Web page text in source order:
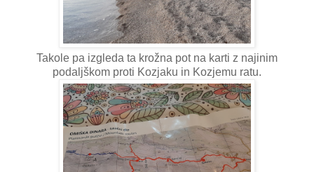
Takole pa izgleda ta krožna pot na karti z najinim
podaljškom proti Kozjaku in Kozjemu ratu.